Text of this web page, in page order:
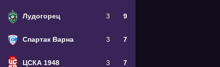
Лудогорец 3 9
Спартак Варна 3 7
ЦСКА 1948 3 7